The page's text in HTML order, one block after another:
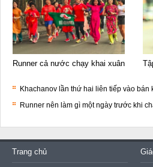
Runner cả nước chạy khai xuân
Khachanov lần thứ hai liên tiếp vào bán
Runner nên làm gì một ngày trước khi
Trang chủ